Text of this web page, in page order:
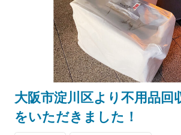
大阪市淀川区より不用品回
をいただきました！